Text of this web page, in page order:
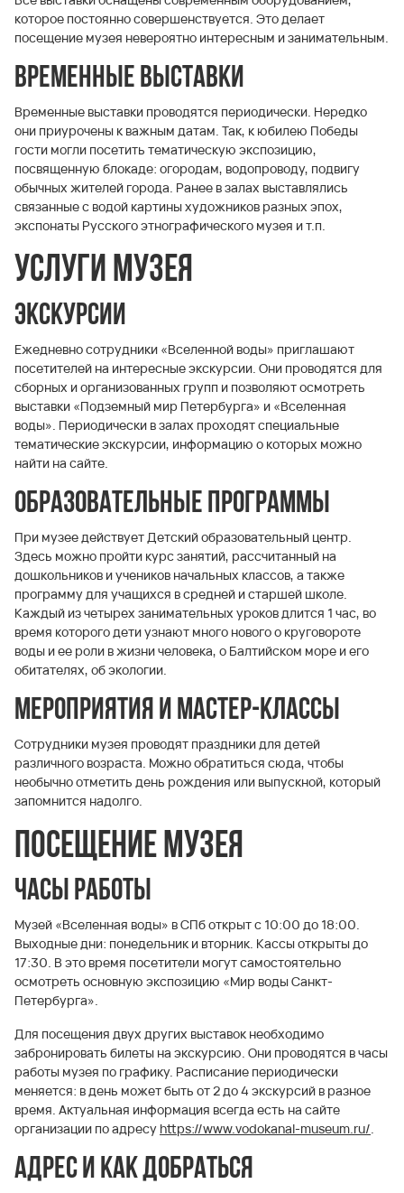
которое постоянно совершенствуется. Это делает
посещение музея невероятно интересным и занимательным.
Временные выставки
Временные выставки проводятся периодически. Нередко
они приурочены к важным датам. Так, к юбилею Победы
гости могли посетить тематическую экспозицию,
посвященную блокаде: огородам, водопроводу, подвигу
обычных жителей города. Ранее в залах выставлялись
связанные с водой картины художников разных эпох,
экспонаты Русского этнографического музея и т.п.
Услуги музея
Экскурсии
Ежедневно сотрудники «Вселенной воды» приглашают
посетителей на интересные экскурсии. Они проводятся для
сборных и организованных групп и позволяют осмотреть
выставки «Подземный мир Петербурга» и «Вселенная
воды». Периодически в залах проходят специальные
тематические экскурсии, информацию о которых можно
найти на сайте.
Образовательные программы
При музее действует Детский образовательный центр.
Здесь можно пройти курс занятий, рассчитанный на
дошкольников и учеников начальных классов, а также
программу для учащихся в средней и старшей школе.
Каждый из четырех занимательных уроков длится 1 час, во
время которого дети узнают много нового о круговороте
воды и ее роли в жизни человека, о Балтийском море и его
обитателях, об экологии.
Мероприятия и мастер-классы
Сотрудники музея проводят праздники для детей
различного возраста. Можно обратиться сюда, чтобы
необычно отметить день рождения или выпускной, который
запомнится надолго.
Посещение музея
Часы работы
Музей «Вселенная воды» в СПб открыт с 10:00 до 18:00.
Выходные дни: понедельник и вторник. Кассы открыты до
17:30. В это время посетители могут самостоятельно
осмотреть основную экспозицию «Мир воды Санкт-
Петербурга».
Для посещения двух других выставок необходимо
забронировать билеты на экскурсию. Они проводятся в часы
работы музея по графику. Расписание периодически
меняется: в день может быть от 2 до 4 экскурсий в разное
время. Актуальная информация всегда есть на сайте
организации по адресу https://www.vodokanal-museum.ru/.
Адрес и как добраться